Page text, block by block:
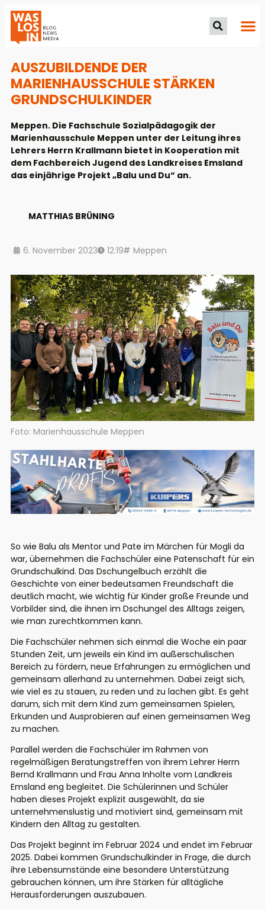
AUSZUBILDENDE DER
MARIENHAUSSCHULE STÄRKEN
GRUNDSCHULKINDER
Meppen. Die Fachschule Sozialpädagogik der
Marienhausschule Meppen unter der Leitung ihres
Lehrers Herrn Krallmann bietet in Kooperation mit
dem Fachbereich Jugend des Landkreises Emsland
das einjährige Projekt „Balu und Du“ an.
MATTHIAS BRÜNING
6. November 2023 12:19 Meppen
Foto: Marienhausschule Meppen
So wie Balu als Mentor und Pate im Märchen für Mogli da
war, übernehmen die Fachschüler eine Patenschaft für ein
Grundschulkind. Das Dschungelbuch erzählt die
Geschichte von einer bedeutsamen Freundschaft die
deutlich macht, wie wichtig für Kinder große Freunde und
Vorbilder sind, die ihnen im Dschungel des Alltags zeigen,
wie man zurechtkommen kann.
Die Fachschüler nehmen sich einmal die Woche ein paar
Stunden Zeit, um jeweils ein Kind im außerschulischen
Bereich zu fördern, neue Erfahrungen zu ermöglichen und
gemeinsam allerhand zu unternehmen. Dabei zeigt sich,
wie viel es zu stauen, zu reden und zu lachen gibt. Es geht
darum, sich mit dem Kind zum gemeinsamen Spielen,
Erkunden und Ausprobieren auf einen gemeinsamen Weg
zu machen.
Parallel werden die Fachschüler im Rahmen von
regelmäßigen Beratungstreffen von ihrem Lehrer Herrn
Bernd Krallmann und Frau Anna Inholte vom Landkreis
Emsland eng begleitet. Die Schülerinnen und Schüler
haben dieses Projekt explizit ausgewählt, da sie
unternehmenslustig und motiviert sind, gemeinsam mit
Kindern den Alltag zu gestalten.
Das Projekt beginnt im Februar 2024 und endet im Februar
2025. Dabei kommen Grundschulkinder in Frage, die durch
ihre Lebensumstände eine besondere Unterstützung
gebrauchen können, um ihre Stärken für alltägliche
Herausforderungen auszubauen.